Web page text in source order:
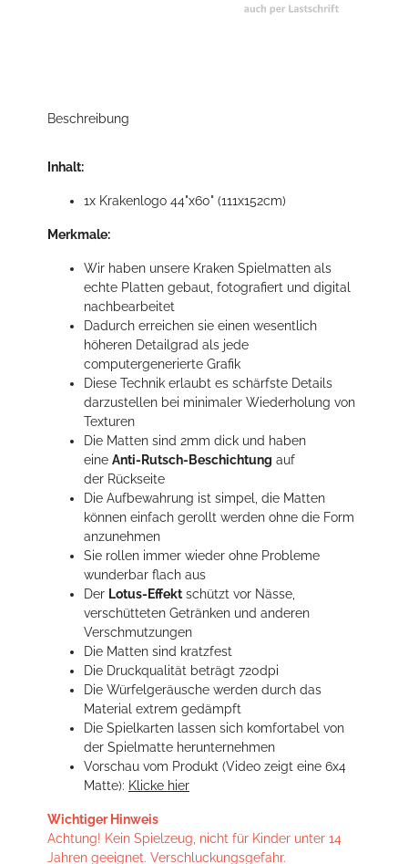
Beschreibung
Inhalt:
1x Krakenlogo 44"x60" (111x152cm)
Merkmale:
Wir haben unsere Kraken Spielmatten als
echte Platten gebaut, fotografiert und digital
nachbearbeitet
Dadurch erreichen sie einen wesentlich
höheren Detailgrad als jede
computergenerierte Grafik
Diese Technik erlaubt es schärfste Details
darzustellen bei minimaler Wiederholung von
Texturen
Die Matten sind 2mm dick und haben
eine Anti-Rutsch-Beschichtung auf
der Rückseite
Die Aufbewahrung ist simpel, die Matten
können einfach gerollt werden ohne die Form
anzunehmen
Sie rollen immer wieder ohne Probleme
wunderbar flach aus
Der Lotus-Effekt schützt vor Nässe,
verschütteten Getränken und anderen
Verschmutzungen
Die Matten sind kratzfest
Die Druckqualität beträgt 720dpi
Die Würfelgeräusche werden durch das
Material extrem gedämpft
Die Spielkarten lassen sich komfortabel von
der Spielmatte herunternehmen
Vorschau vom Produkt (Video zeigt eine 6x4
Matte): Klicke hier
Wichtiger Hinweis
Achtung! Kein Spielzeug, nicht für Kinder unter 14
Jahren geeignet. Verschluckungsgefahr.